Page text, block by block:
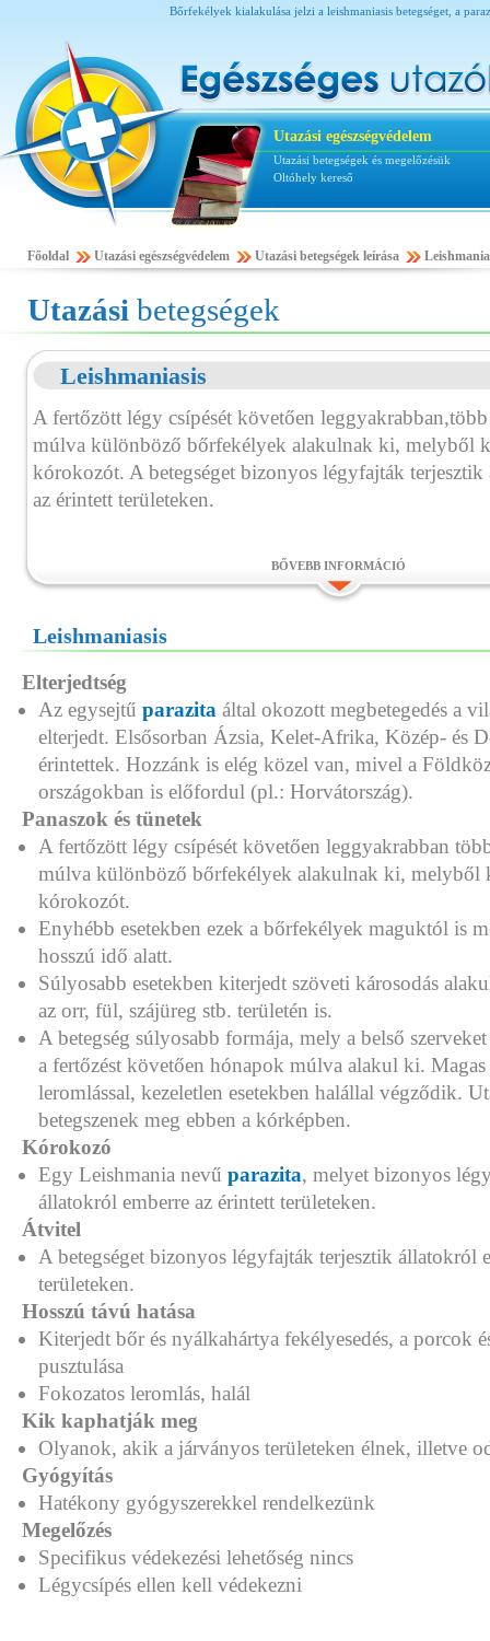
Bőrfekélyek kialakulása jelzi a leishmaniasis betegséget, a
Utazási egészségvédelem
Utazási betegségek és megelőzésük
Oltóhely kereső
Főoldal Utazási egészségvédelem Utazási betegségek leírása
Utazási betegségek
Leishmaniasis
A fertőzött légy csípését követően
múlva különböző bőrfekélyek alakulnak ki, melyből
kórokozót. A betegséget bizonyos légyfajták
az érintett területeken.
BŐVEBB INFORMÁCIÓ
Leishmaniasis
Elterjedtség
Az egysejtű parazita által okozott megbetegedés a
elterjedt. Elsősorban Ázsia, Kelet-Afrika, Közép- és
érintettek. Hozzánk is elég közel van, mivel a
országokban is előfordul (pl.: Horvátország).
Panaszok és tünetek
A fertőzött légy csípését követően leggyakrabban
múlva különböző bőrfekélyek alakulnak ki, melyből
kórokozót.
Enyhébb esetekben ezek a bőrfekélyek maguktól is
hosszú idő alatt.
Súlyosabb esetekben kiterjedt szöveti károsodás
az orr, fül, szájüreg stb. területén is.
A betegség súlyosabb formája, mely a belső
a fertőzést követően hónapok múlva alakul ki.
leromlással, kezeletlen esetekben halállal végződik.
betegszenek meg ebben a kórképben.
Kórokozó
Egy Leishmania nevű parazita, melyet bizonyos
állatokról emberre az érintett területeken.
Átvitel
A betegséget bizonyos légyfajták terjesztik állatokról
területeken.
Hosszú távú hatása
Kiterjedt bőr és nyálkahártya fekélyesedés, a porcok
pusztulása
Fokozatos leromlás, halál
Kik kaphatják meg
Olyanok, akik a járványos területeken élnek, illetve
Gyógyítás
Hatékony gyógyszerekkel rendelkezünk
Megelőzés
Specifikus védekezési lehetőség nincs
Légycsípés ellen kell védekezni